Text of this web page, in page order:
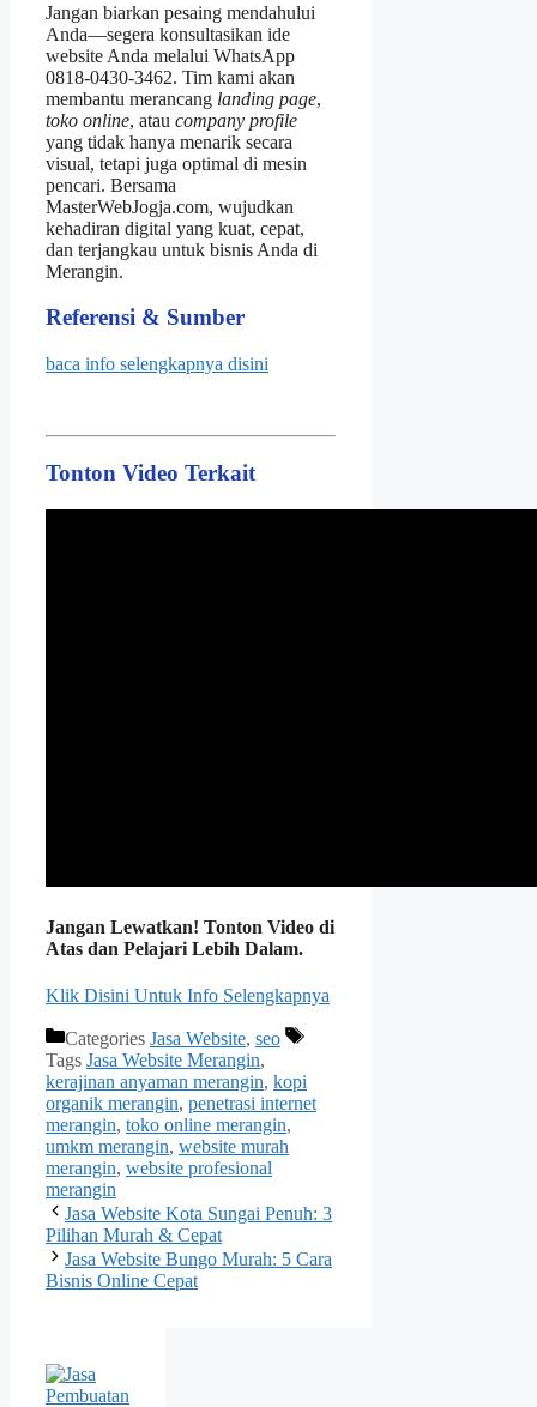
Jangan biarkan pesaing mendahului
Anda—segera konsultasikan ide
website Anda melalui WhatsApp
0818‑0430‑3462. Tim kami akan
membantu merancang landing page,
toko online, atau company profile
yang tidak hanya menarik secara
visual, tetapi juga optimal di mesin
pencari. Bersama
MasterWebJogja.com, wujudkan
kehadiran digital yang kuat, cepat,
dan terjangkau untuk bisnis Anda di
Merangin.
Referensi & Sumber
baca info selengkapnya disini
Tonton Video Terkait
Jangan Lewatkan! Tonton Video di
Atas dan Pelajari Lebih Dalam.
Klik Disini Untuk Info Selengkapnya
Categories Jasa Website, seo
Tags Jasa Website Merangin,
kerajinan anyaman merangin, kopi
organik merangin, penetrasi internet
merangin, toko online merangin,
umkm merangin, website murah
merangin, website profesional
merangin
Jasa Website Kota Sungai Penuh: 3
Pilihan Murah & Cepat
Jasa Website Bungo Murah: 5 Cara
Bisnis Online Cepat